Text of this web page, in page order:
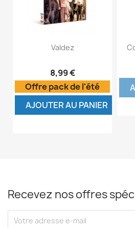
Valdez
8,99 €
Offre pack de l'été
AJOUTER AU PANIER
Recevez nos offres